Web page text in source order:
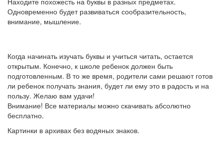
Одновременно будет развиваться сообразительность,
внимание, мышление.
Когда начинать изучать буквы и учиться читать, остается
открытым. Конечно, к школе ребенок должен быть
подготовленным. В то же время, родители сами решают готов
ли ребенок получать знания, будет ли ему это в радость и на
пользу. Желаю вам удачи!
Внимание! Все материалы можно скачивать абсолютно
бесплатно.
Картинки в архивах без водяных знаков.